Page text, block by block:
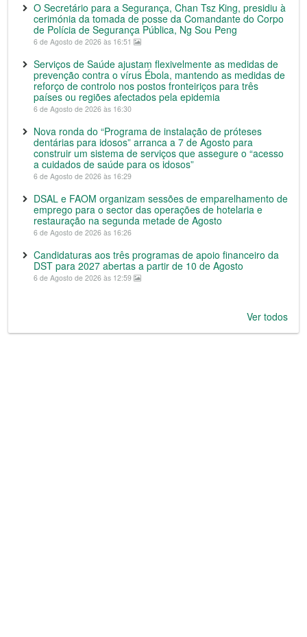
O Secretário para a Segurança, Chan Tsz King, presidiu à
cerimónia da tomada de posse da Comandante do Corpo
de Polícia de Segurança Pública, Ng Sou Peng
6 de Agosto de 2026 às 16:51
Serviços de Saúde ajustam flexivelmente as medidas de
prevenção contra o vírus Ébola, mantendo as medidas de
reforço de controlo nos postos fronteiriços para três
países ou regiões afectados pela epidemia
6 de Agosto de 2026 às 16:30
Nova ronda do “Programa de instalação de próteses
dentárias para idosos” arranca a 7 de Agosto para
construir um sistema de serviços que assegure o “acesso
a cuidados de saúde para os idosos”
6 de Agosto de 2026 às 16:29
DSAL e FAOM organizam sessões de emparelhamento de
emprego para o sector das operações de hotelaria e
restauração na segunda metade de Agosto
6 de Agosto de 2026 às 16:26
Candidaturas aos três programas de apoio financeiro da
DST para 2027 abertas a partir de 10 de Agosto
6 de Agosto de 2026 às 12:59
Ver todos